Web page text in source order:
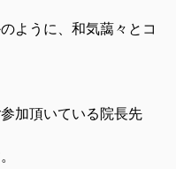
ように、和気藹々とコ
加頂いている院長先